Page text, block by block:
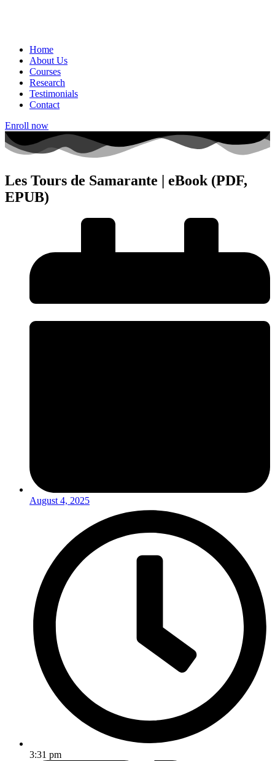
Home
About Us
Courses
Research
Testimonials
Contact
Enroll now
Les Tours de Samarante | eBook (PDF,
EPUB)
August 4, 2025
3:31 pm